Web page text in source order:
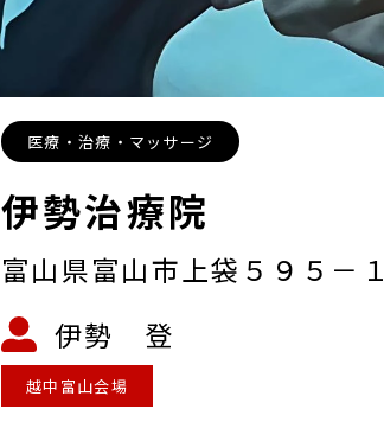
医療・治療・マッサージ
伊勢治療院
富山県富山市上袋５９５－１
伊勢 登
越中富山会場